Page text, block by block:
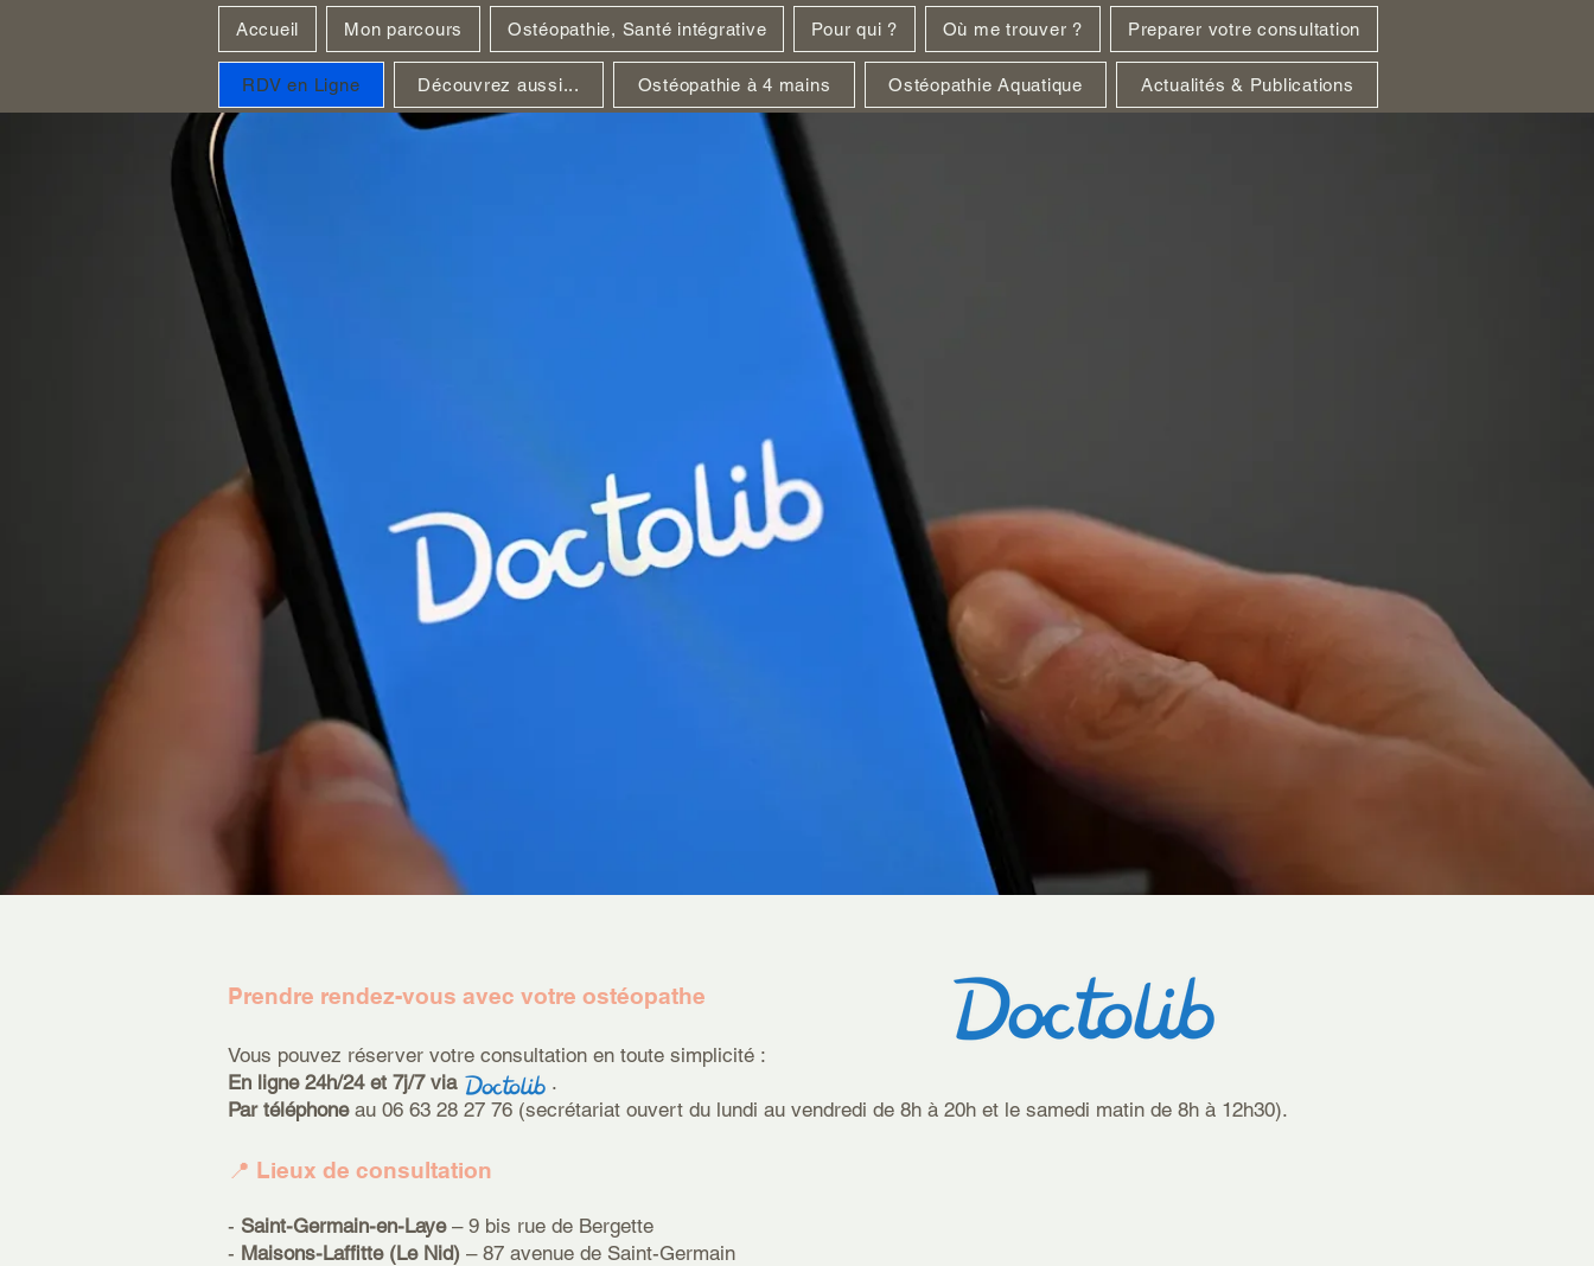
Accueil Mon parcours Ostéopathie, Santé intégrative Pour qui ? Où me trouver ? Preparer votre consultation
RDV en Ligne Découvrez aussi... Ostéopathie à 4 mains Ostéopathie Aquatique Actualités & Publications
Prendre rendez-vous avec votre ostéopathe
Vous pouvez réserver votre consultation en toute simplicité :
En ligne 24h/24 et 7j/7 via.
Par téléphoneau 06 63 28 27 76 (secrétariat ouvert du lundi au vendredi de 8h à 20h et le samedi matin de 8h à 12h30).
📍 Lieux de consultation
- Saint-Germain-en-Laye– 9 bis rue de Bergette
- Maisons-Laffitte (Le Nid) – 87 avenue de Saint-Germain